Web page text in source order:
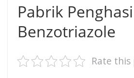
Pabrik
Benzotriazole
Rate this